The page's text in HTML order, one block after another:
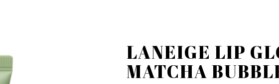
LANEIGE LIP
MATCHA